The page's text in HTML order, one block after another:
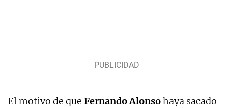
El motivo de que Fernando Alonsohaya sacado